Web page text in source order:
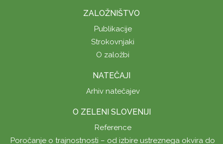
ZALOŽNIŠTVO
Publikacije
Strokovnjaki
O založbi
NATEČAJI
Arhiv natečajev
O ZELENI SLOVENIJI
Reference
Poročanje o trajnostnosti – od izbire ustreznega okvira do